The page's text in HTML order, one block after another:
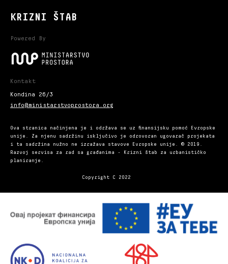
KRIZNI ŠTAB
Powered By
Kontakt
Kondina 26/3
info@ministarstvoprostora.org
Ova stranica načinjena je i održava se uz finansijsku pomoć Evropske
unije. Za njenu sadržinu isključivo je odrovoran ugovarač projekata
i ta sadržina nužno ne izražava stavove Evropske unije. © 2019.
Razvoj servisa za rad sa građanima - Krizni štab za urbanističko
planiranje.
Copyright C 2022